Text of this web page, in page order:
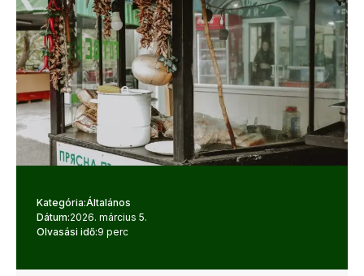
Kategória:Általános
Dátum:2026. március 5.
Olvasási idő:9 perc